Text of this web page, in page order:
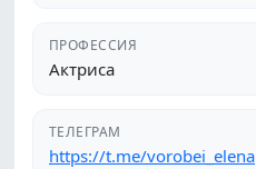
ПРОФЕССИЯ
Актриса
ТЕЛЕГРАМ
https://t.me/vorobei_elena